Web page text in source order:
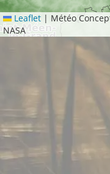
32°C
Leaflet | Météo
NASA